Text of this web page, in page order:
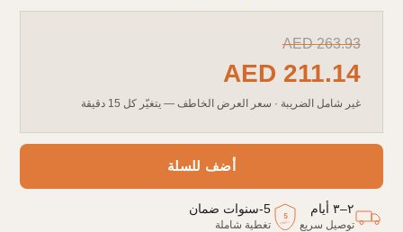
AED263.93
AED 211.14
غير شامل الضريبة · سعر العرض الخاطف — يتغيّر كل 15 دقيقة
أضف للسلة
٢–٣ أيام
توصيل سريع
5
سنوات
5
-سنوات ضمان
تغطية شاملة